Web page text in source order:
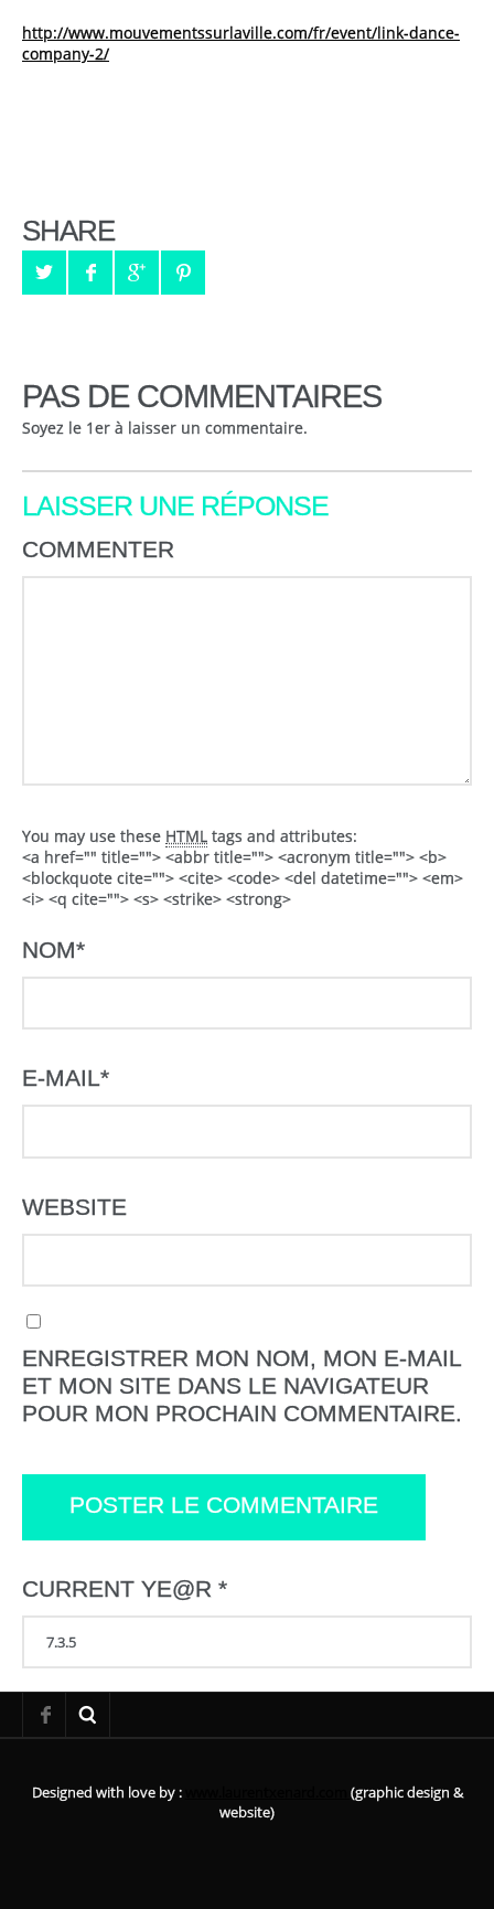
http://www.mouvementssurlaville.com/fr/event/link-dance-
company-2/
SHARE
PAS DE COMMENTAIRES
Soyez le 1er à laisser un commentaire.
LAISSER UNE RÉPONSE
COMMENTER
You may use these HTML tags and attributes:
<a href="" title=""> <abbr title=""> <acronym title=""> <b>
<blockquote cite=""> <cite> <code> <del datetime=""> <em>
<i> <q cite=""> <s> <strike> <strong>
NOM*
E-MAIL*
WEBSITE
ENREGISTRER MON NOM, MON E-MAIL
ET MON SITE DANS LE NAVIGATEUR
POUR MON PROCHAIN COMMENTAIRE.
CURRENT YE@R *
Designed with love by :
(graphic design &
website)